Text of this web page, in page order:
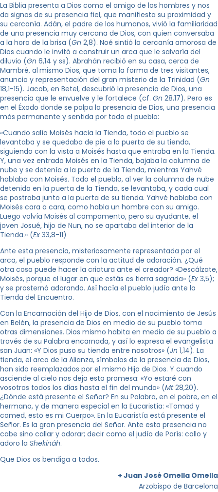
La Biblia presenta a Dios como el amigo de los hombres y nos
da signos de su presencia fiel, que manifiesta su proximidad y
su cercanía. Adán, el padre de los humanos, vivió la familiaridad
de una presencia muy cercana de Dios, con quien conversaba
a la hora de la brisa (Gn 2,8). Noé sintió la cercanía amorosa de
Dios cuando le invitó a construir un arca que le salvaría del
diluvio (Gn 6,14 y ss). Abrahán recibió en su casa, cerca de
Mambré, al mismo Dios, que toma la forma de tres visitantes,
anuncio y representación del gran misterio de la Trinidad (Gn
18,1-15). Jacob, en Betel, descubrió la presencia de Dios, una
presencia que le envuelve y le fortalece (cf. Gn 28,17). Pero es
en el Éxodo donde se palpa la presencia de Dios, una presencia
más permanente y sentida por todo el pueblo:
«Cuando salía Moisés hacia la Tienda, todo el pueblo se
levantaba y se quedaba de pie a la puerta de su tienda,
siguiendo con la vista a Moisés hasta que entraba en la Tienda.
Y, una vez entrado Moisés en la Tienda, bajaba la columna de
nube y se detenía a la puerta de la Tienda, mientras Yahvé
hablaba con Moisés. Todo el pueblo, al ver la columna de nube
detenida en la puerta de la Tienda, se levantaba, y cada cual
se postraba junto a la puerta de su tienda. Yahvé hablaba con
Moisés cara a cara, como habla un hombre con su amigo.
Luego volvía Moisés al campamento, pero su ayudante, el
joven Josué, hijo de Nun, no se apartaba del interior de la
Tienda.» (Ex 33,8-11)
Ante esta presencia, misteriosamente representada por el
arca, el pueblo responde con la actitud de adoración. ¿Qué
otra cosa puede hacer la criatura ante el creador? «Descálzate,
Moisés, porque el lugar en que estás es tierra sagrada» (Ex 3,5);
y se prosternó adorando. Así hacía el pueblo judío ante la
Tienda del Encuentro.
Con la Encarnación del Hijo de Dios, con el nacimiento de Jesús
en Belén, la presencia de Dios en medio de su pueblo toma
otras dimensiones. Dios mismo habita en medio de su pueblo a
través de su Palabra encarnada, y así lo expresa el evangelista
san Juan: «Y Dios puso su tienda entre nosotros» (Jn 1,14). La
tienda, el arca de la Alianza, símbolos de la presencia de Dios,
han sido reemplazados por el mismo Hijo de Dios. Y cuando
asciende al cielo nos deja esta promesa: «Yo estaré con
vosotros todos los días hasta el fin del mundo» (Mt28,20).
¿Dónde está presente el Señor? En su Palabra, en el pobre, en el
hermano, y de manera especial en la Eucaristía: «Tomad y
comed, esto es mi Cuerpo». En la Eucaristía está presente el
Señor. Es la gran presencia del Señor. Ante esta presencia no
cabe sino callar y adorar; decir como el judío de París: callo y
adoro la Shekináh.
Que Dios os bendiga a todos.
+ Juan José Omella Omella
Arzobispo de Barcelona